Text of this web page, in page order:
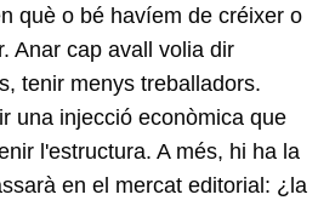
què o bé havíem de créixer o
Anar cap avall volia dir
tenir menys treballadors.
una injecció econòmica que
l'estructura. A més, hi ha la
en el mercat editorial: ¿la